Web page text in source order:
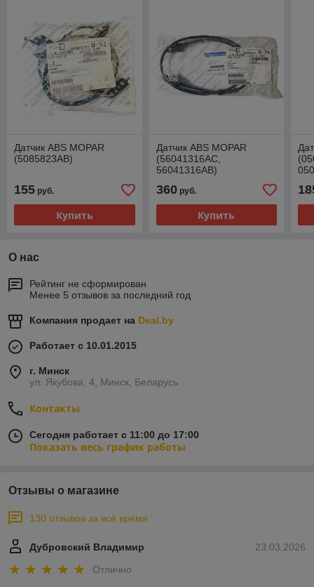
Датчик ABS MOPAR
(5085823AB)
155 руб.
Купить
Датчик ABS MOPAR
(56041316AC,
56041316AB)
360руб.
Купить
О нас
Рейтинг не сформирован
Менее 5 отзывов за последний год
Компания продает на Deal.by
Работает с 10.01.2015
г. Минск
ул. Якубова, 4, Минск, Беларусь
Контакты
Сегодня работает с 11:00 до 17:00
Показать весь график работы
Отзывы о магазине
130 отзывов за всё время
23.03.2026
Дубровский Владимир
Отлично